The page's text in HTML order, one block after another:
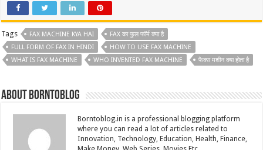
e
b
o
o
k
tt
er
ai
l
er
es
t
di
t
e
dI
n
p
p
Li
n
k
Tags FAX MACHINE KYA HAI
FAX का फुल फॉर्म क्या है
FULL FORM OF FAX IN HINDI
HOW TO USE FAX MACHINE
WHAT IS FAX MACHINE
WHO INVENTED FAX MACHINE फैक्स मशीन क्या होता है
About borntoblog
Borntoblog.in is a professional blogging platform
where you can read a lot of articles related to
Innovation, Technology, Education, Health, Finance,